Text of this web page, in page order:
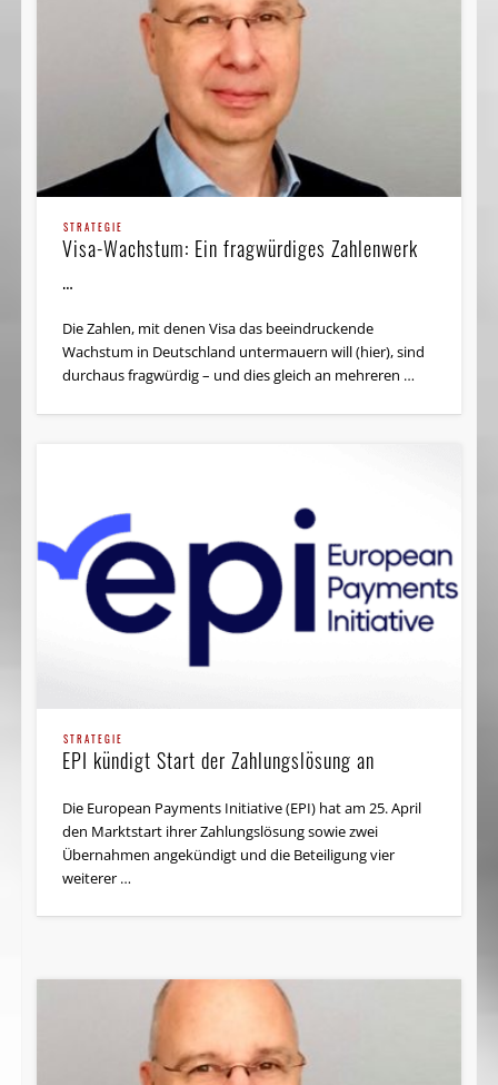
STRATEGIE
Visa-Wachstum: Ein fragwürdiges Zahlenwerk
…
Die Zahlen, mit denen Visa das beeindruckende
Wachstum in Deutschland untermauern will (hier), sind
durchaus fragwürdig – und dies gleich an mehreren …
STRATEGIE
EPI kündigt Start der Zahlungslösung an
Die European Payments Initiative (EPI) hat am 25. April
den Marktstart ihrer Zahlungslösung sowie zwei
Übernahmen angekündigt und die Beteiligung vier